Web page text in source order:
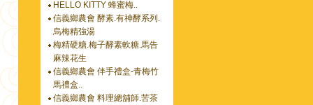
HELLO KITTY 蜂蜜梅..
信義鄉農會 酵素.有神酵系列.
烏梅精強湯
梅精硬糖.梅子酵素軟糖.馬告
麻辣花生
信義鄉農會 伴手禮盒-青梅竹
馬禮盒..
信義鄉農會 料理總舖師.苦茶